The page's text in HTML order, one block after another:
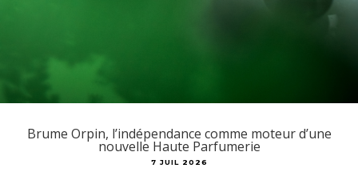
Brume Orpin, l’indépendance comme moteur d’une
nouvelle Haute Parfumerie
7 JUIL 2026